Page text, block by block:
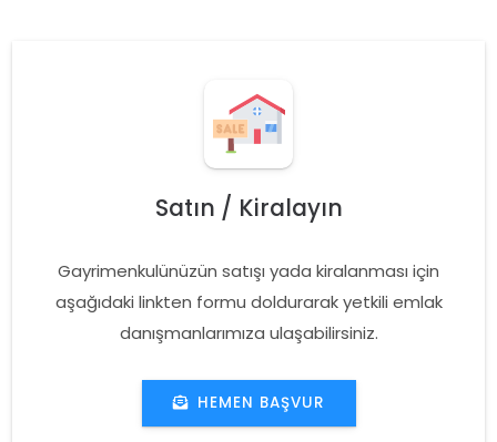
Satın / Kiralayın
Gayrimenkulünüzün satışı yada kiralanması için
aşağıdaki linkten formu doldurarak yetkili emlak
danışmanlarımıza ulaşabilirsiniz.
HEMEN BAŞVUR